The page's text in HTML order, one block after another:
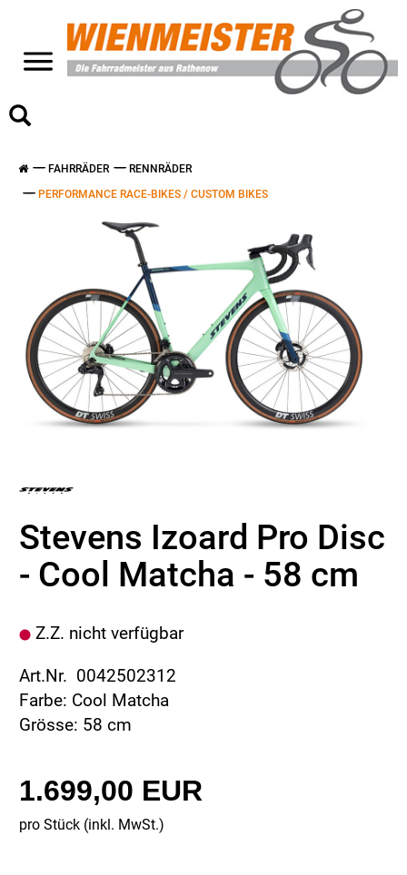
FAHRRÄDER
RENNRÄDER
PERFORMANCE RACE-BIKES / CUSTOM BIKES
Stevens Izoard Pro Disc
- Cool Matcha - 58 cm
Z.Z. nicht verfügbar
Art.Nr. 0042502312
Farbe: Cool Matcha
Grösse: 58 cm
1.699,00 EUR
pro Stück (inkl. MwSt.)